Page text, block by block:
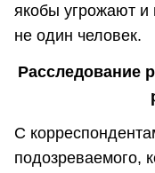
якобы угрожают
не один человек.
Расследование
С
подозреваемого,